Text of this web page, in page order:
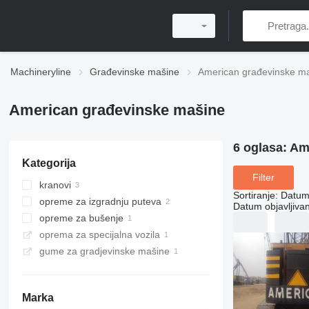
Machineryline Građevinske mašine American građevinske
American građevinske mašine
Kategorija
kranovi
kranovi gusjeničari
opreme za izgradnju puteva
pneumatski čekići
opreme za bušenje
horizontalna bušeća postrojenja
oprema za specijalna vozila
gume za gradjevinske mašine
Marka
6 oglasa:
Filter
Sortiranje:
Datum